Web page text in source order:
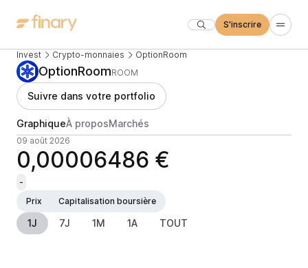
S'inscrire
Invest Crypto-monnaies OptionRoom
OptionRoomROOM
Suivre dans votre portfolio
GraphiqueÀ proposMarchés
09 août 2026
0,00006486 €
-
Prix
Capitalisation boursière
1J 7J 1M 1A TOUT